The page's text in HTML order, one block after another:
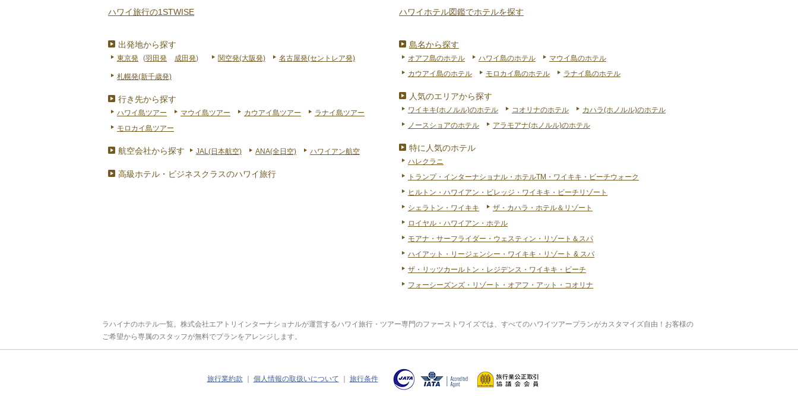
ハワイ旅行の1STWISE
出発地から探す
東京発 (羽田発 成田発) 関空発(大阪発) 名古屋発(セントレア発)
札幌発(新千歳発)
行き先から探す
ハワイ島ツアー マウイ島ツアー カウアイ島ツアー
ラナイ島ツアー
モロカイ島ツアー
航空会社から探す JAL(日本航空) ANA(全日空) ハワイアン航空
高級ホテル・ビジネスクラスのハワイ旅行
ハワイホテル図鑑でホテルを探す
島名から探す
オアフ島のホテル ハワイ島のホテル
マウイ島のホテル
カウアイ島のホテル
モロカイ島のホテル ラナイ島のホテル
人気のエリアから探す
ワイキキ(ホノルル)のホテル コオリナのホテル
カハラ(ホノルル)のホテル
ノースショアのホテル
アラモアナ(ホノルル)のホテル
特に人気のホテル
ハレクラニ
トランプ・インターナショナル・ホテルTM・ワイキキ・ビーチウォーク
ヒルトン・ハワイアン・ビレッジ・ワイキキ・ビーチリゾート
シェラトン・ワイキキ
ザ・カハラ・ホテル＆リゾート
ロイヤル・ハワイアン・ホテル
モアナ・サーフライダー・ウェスティン・リゾート＆スパ
ハイアット・リージェンシー・ワイキキ・リゾート & スパ
ザ・リッツカールトン・レジデンス・ワイキキ・ビーチ
フォーシーズンズ・リゾート・オアフ・アット・コオリナ
ラハイナのホテル一覧。株式会社エアトリインターナショナルが運営するハワイ旅行・ツアー専門のファーストワイズでは、すべてのハワイツアープランがカスタマイズ自由！お客様の
ご希望から専属のスタッフが無料でプランをアレンジします。
旅行業約款 個人情報の取扱いについて 旅行条件